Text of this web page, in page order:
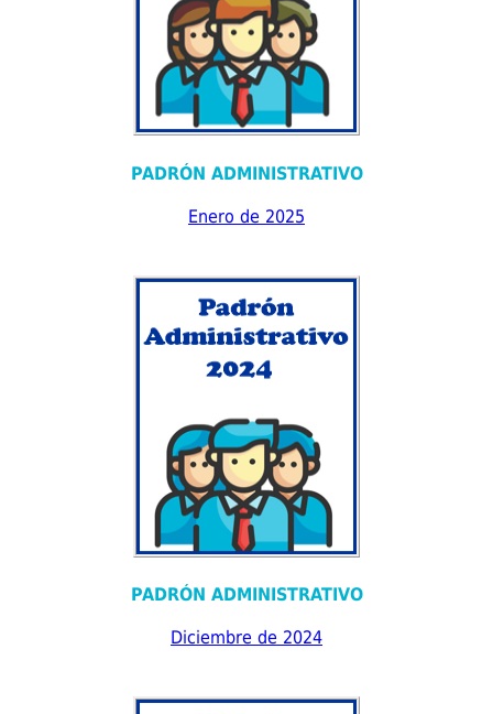
PADRÓN ADMINISTRATIVO
Enero de 2025
PADRÓN ADMINISTRATIVO
Diciembre de 2024